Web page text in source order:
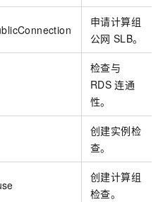
申请计算组
公网 SLB。
检查与
RDS 连通
性。
创建实例检
查。
创建计算组
检查。